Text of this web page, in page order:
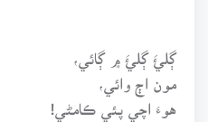
ڳلئَ ڳلئَ ۾ ڳائي،
مون اڄ وائي،
هوءَ اچي پئي ڪامڻي!